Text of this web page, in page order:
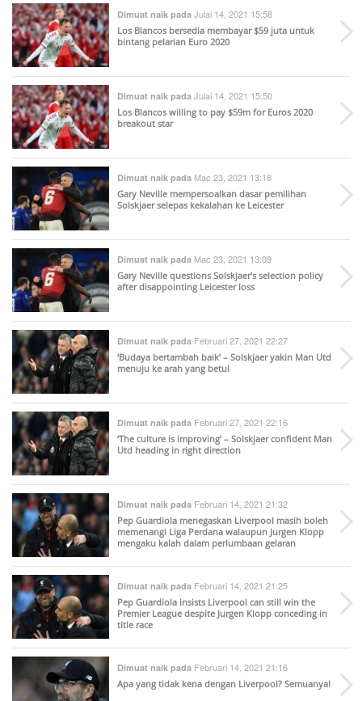
Dimuat naik pada Julai 14, 2021 15:58
Los Blancos bersedia membayar $59 juta untuk
bintang pelarian Euro 2020
Dimuat naik pada Julai 14, 2021 15:50
Los Blancos willing to pay $59m for Euros 2020
breakout star
Dimuat naik pada Mac 23, 2021 13:18
Gary Neville mempersoalkan dasar pemilihan
Solskjaer selepas kekalahan ke Leicester
Dimuat naik pada Mac 23, 2021 13:09
Gary Neville questions Solskjaer’s selection policy
after disappointing Leicester loss
Dimuat naik pada Februari 27, 2021 22:27
‘Budaya bertambah baik’ – Solskjaer yakin Man Utd
menuju ke arah yang betul
Dimuat naik pada Februari 27, 2021 22:16
‘The culture is improving’ – Solskjaer confident Man
Utd heading in right direction
Dimuat naik pada Februari 14, 2021 21:32
Pep Guardiola menegaskan Liverpool masih boleh
memenangi Liga Perdana walaupun Jurgen Klopp
mengaku kalah dalam perlumbaan gelaran
Dimuat naik pada Februari 14, 2021 21:25
Pep Guardiola insists Liverpool can still win the
Premier League despite Jurgen Klopp conceding in
title race
Dimuat naik pada Februari 14, 2021 21:16
Apa yang tidak kena dengan Liverpool? Semuanya!